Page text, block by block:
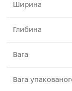
Ширина
Глибина
Вага
Вага